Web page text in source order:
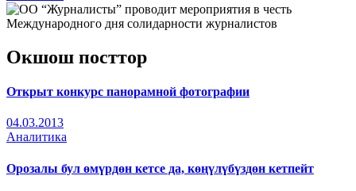
Окшош посттор
Открыт конкурс панорамной фотографии
04.03.2013
Аналитика
Орозалы бул өмүрдөн кетсе да, көңүлүбүздөн кетпейт